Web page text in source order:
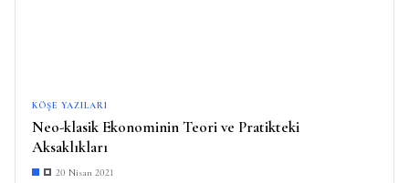
KÖŞE YAZILARI
Neo-klasik Ekonominin Teori ve Pratikteki
Aksaklıkları
20 Nisan 2021